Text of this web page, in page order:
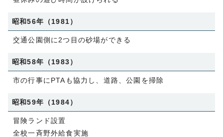
昭和56年（1981）
交通公園側に2つ目の砂場ができる
昭和58年（1983）
市の行事にPTAも協力し、道路、公園を掃除
昭和59年（1984）
冒険ランド設置
全校一斉野外給食実施